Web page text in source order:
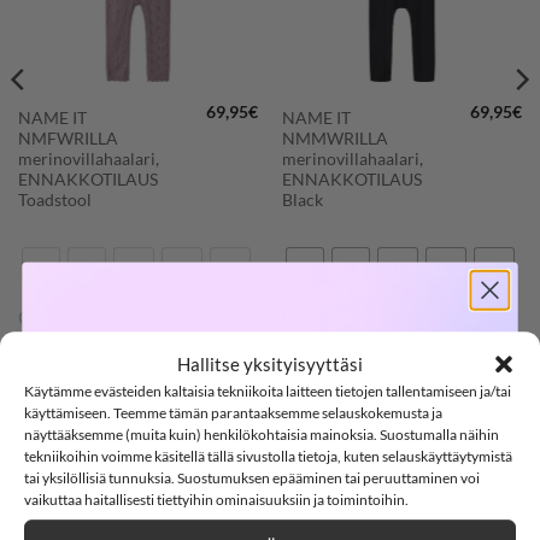
Hallitse yksityisyyttäsi
Käytämme evästeiden kaltaisia tekniikoita laitteen tietojen tallentamiseen ja/tai
käyttämiseen. Teemme tämän parantaaksemme selauskokemusta ja
näyttääksemme (muita kuin) henkilökohtaisia mainoksia. Suostumalla näihin
tekniikoihin voimme käsitellä tällä sivustolla tietoja, kuten selauskäyttäytymistä
tai yksilöllisiä tunnuksia. Suostumuksen epääminen tai peruuttaminen voi
vaikuttaa haitallisesti tiettyihin ominaisuuksiin ja toimintoihin.
NAME IT
NMFWRILLA
merinovillahaalari,
ENNAKKOTILAUS
Toadstool
69,95€
92 98 104 110 116
Clear
NAME IT
NMMWRILLA
merinovillahaalari,
ENNAKKOTILAUS
Black
69,95€
92 98 104 110 116
KATSO MYÖS VILLAHAALARIT
LISÄÄ
SOFTSHELL
-15%
15% ALENNUS KOODILLA:SOFTSHELL15